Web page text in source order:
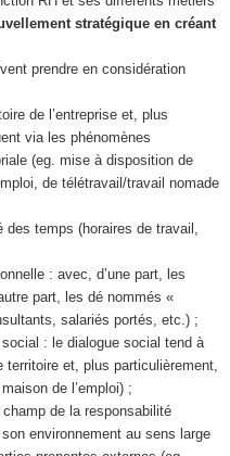
stratégique en créant
prendre en considération
de l’entreprise et, plus
via les phénomènes
(eg. mise à disposition de
de télétravail/travail nomade
temps (horaires de travail,
: avec, d’une part, les
part, les dé nommés «
salariés portés, etc.) ;
: le dialogue social tend à
et, plus particulièrement,
de l’emploi) ;
de la responsabilité
environnement au sens large